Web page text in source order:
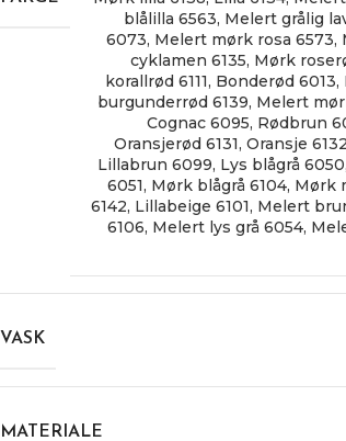
blålilla 6563, Melert grålig
6073, Melert mørk rosa 6573,
cyklamen 6135, Mørk
korallrød 6111, Bonderød 6013,
burgunderrød 6139, Melert
Cognac 6095, Rødbrun
Oransjerød 6131, Oransje 6132
Lillabrun 6099, Lys blågrå 6050,
6051, Mørk blågrå 6104, Mørk
6142, Lillabeige 6101, Melert
6106, Melert lys grå 6054,
VASK
MATERIALE